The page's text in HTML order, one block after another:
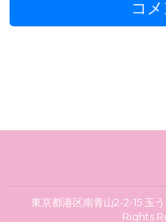
東京都港区南青山2-2-15
Rights